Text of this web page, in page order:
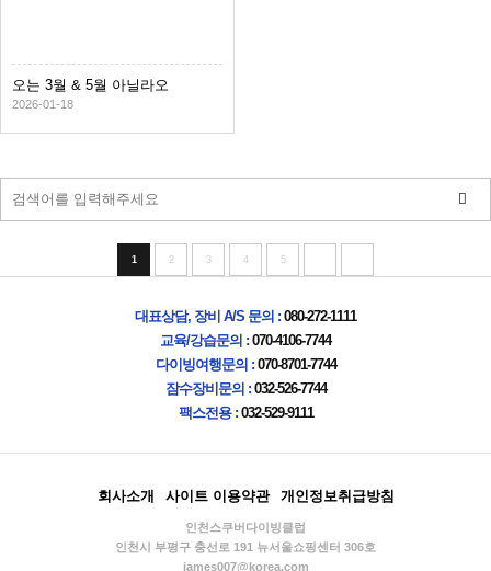
오는 3월 & 5월 아닐라오
2026-01-18
1 2 3 4 5
대표상담, 장비 A/S 문의 : 080-272-1111
교육/강습문의 : 070-4106-7744
다이빙여행문의 :070-8701-7744
잠수장비문의 :032-526-7744
팩스전용 :032-529-9111
회사소개 사이트 이용약관 개인정보취급방침
인천스쿠버다이빙클럽
인천시 부평구 충선로 191 뉴서울쇼핑센터 306호
james007@korea.com